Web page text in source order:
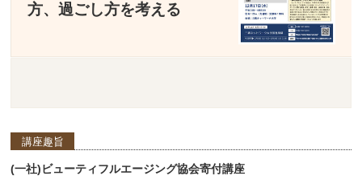
方、過ごし方を考える
講座趣旨
(一社)ビューティフルエージング協会寄付講座